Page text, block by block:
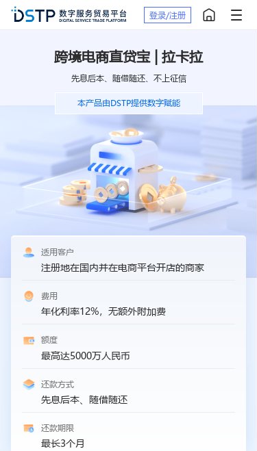
登录/注册
跨境电商直贷宝 | 拉卡拉
先息后本、随借随还、不上征信
本产品由DSTP提供数字赋能
适用客户
注册地在国内并在电商平台开店的商家
费用
年化利率12%，无额外附加费
额度
最高达5000万人民币
还款方式
先息后本、随借随还
还款期限
最长3个月